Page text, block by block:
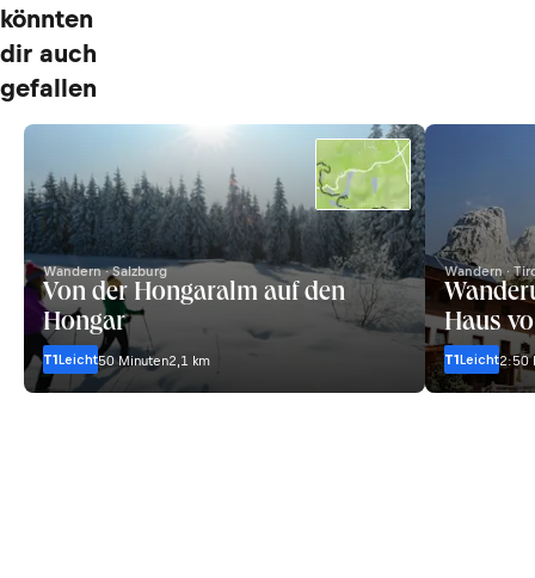
könnten
dir auch
gefallen
Wandern · Salzburg
Von der Hongaralm auf den
Hongar
T1Leicht50 Minuten2,1 km
Wandern ·
Haus
T1Leicht2:50